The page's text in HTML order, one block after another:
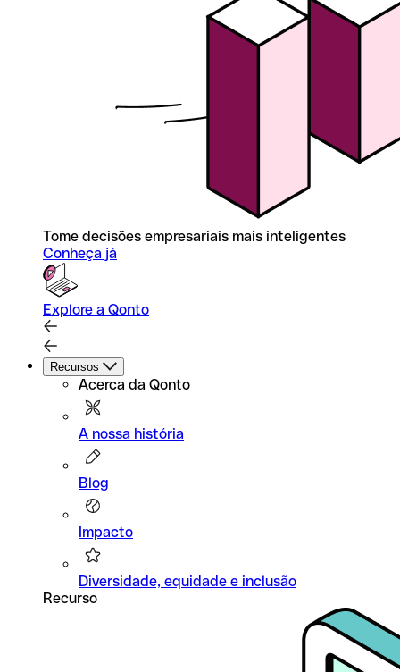
Tome decisões empresariais mais inteligentes
Conheça já
Explore a Qonto
Recursos
Acerca da Qonto
A nossa história
Blog
Impacto
Diversidade, equidade e inclusão
Recurso